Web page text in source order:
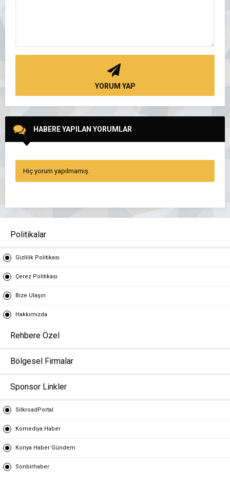
YORUM YAP
HABERE YAPILAN YORUMLAR
Hiç yorum yapılmamış.
Politikalar
Gizlilik Politikası
Çerez Politikası
Bize Ulaşın
Hakkımızda
Rehbere Özel
Bölgesel Firmalar
Sponsor Linkler
SilkroadPortal
Komediya Haber
Konya Haber Gündem
Sonbirhaber